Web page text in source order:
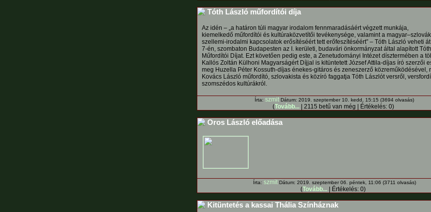
Tóth László műfordítói díja
Az idén – „a határon túli magyar irodalom fennmaradásáért végzett munkája,
kiemelkedő műfordítói és kultúraközvetítői tevékenysége, valamint a magyar–szlovák
szellemi-irodalmi kapcsolatok erősítéséért tett erőfeszítéséért” – Tóth László veheti
7-én, szombaton Budapesten az I. kerületi, budavári önkormányzat által alapított
Műfordítói Díjat. Ezt követően pedig este, a Zenetudományi Intézet dísztermében a
Kallós Zoltán Külhoni Magyarságért Díjjal is kitüntetett József Attila-díjas író szerzői
meg Huzella Péter Kossuth-díjas énekes-gitáros és zeneszerző közreműködésével,
Kovács László műfordító, szlovakista és közíró faggatja Tóth Lászlót versről,
szomszédos kultúrákról.
Írta: szmit Dátum: 2019. szeptember 10. kedd, 15:15 (3694 olvasás)
(Tovább...| 2115 betű van még | Értékelés: 0)
Oros László előadása
Írta: szmitDátum: 2019. szeptember 06. péntek, 11:06 (3711 olvasás)
(Tovább... | Értékelés: 0)
Kitüntetés a kassai Thália Színháznak